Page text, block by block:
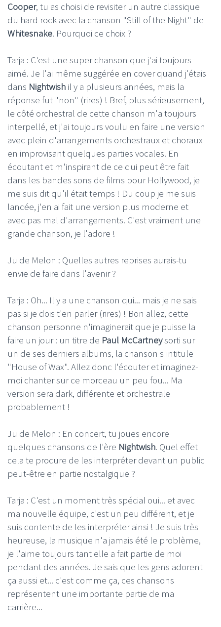
Cooper, tu as choisi de revisiter un autre classique
du hard rock avec la chanson "Still of the Night" de
Whitesnake. Pourquoi ce choix ?
Tarja : C'est une super chanson que j'ai toujours
aimé. Je l'ai même suggérée en cover quand j'étais
dans Nightwish il y a plusieurs années, mais la
réponse fut "non" (rires) ! Bref, plus sérieusement,
le côté orchestral de cette chanson m'a toujours
interpellé, et j'ai toujours voulu en faire une version
avec plein d'arrangements orchestraux et choraux
en improvisant quelques parties vocales. En
écoutant et m'inspirant de ce qui peut être fait
dans les bandes sons de films pour Hollywood, je
me suis dit qu'il était temps ! Du coup je me suis
lancée, j'en ai fait une version plus moderne et
avec pas mal d'arrangements. C'est vraiment une
grande chanson, je l'adore !
Ju de Melon : Quelles autres reprises aurais-tu
envie de faire dans l'avenir ?
Tarja : Oh... Il y a une chanson qui... mais je ne sais
pas si je dois t'en parler (rires) ! Bon allez, cette
chanson personne n'imaginerait que je puisse la
faire un jour : un titre de Paul McCartneysorti sur
un de ses derniers albums, la chanson s'intitule
"House of Wax". Allez donc l'écouter et imaginez-
moi chanter sur ce morceau un peu fou... Ma
version sera dark, différente et orchestrale
probablement !
Ju de Melon : En concert, tu joues encore
quelques chansons de l'ère Nightwish. Quel effet
cela te procure de les interpréter devant un public
peut-être en partie nostalgique ?
Tarja : C'est un moment très spécial oui... et avec
ma nouvelle équipe, c'est un peu différent, et je
suis contente de les interpréter ainsi ! Je suis très
heureuse, la musique n'a jamais été le problème,
je l'aime toujours tant elle a fait partie de moi
pendant des années. Je sais que les gens adorent
ça aussi et... c'est comme ça, ces chansons
représentent une importante partie de ma
carrière...